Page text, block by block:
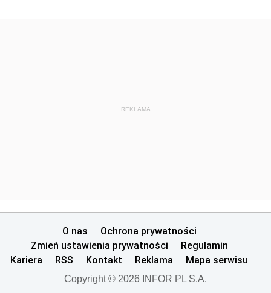
REKLAMA
O nas
Ochrona prywatności
Zmień ustawienia prywatności
Regulamin
Kariera
RSS Kontakt Reklama Mapa serwisu
Copyright © 2026 INFOR PL S.A.